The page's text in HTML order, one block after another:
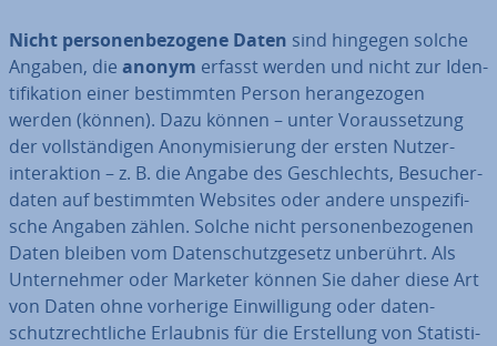
Nicht per­so­nen­be­zo­ge­ne Daten sind hingegen solche
Angaben, die anonym erfasst werden und nicht zur Iden­
ti­fi­ka­ti­on einer be­stimm­ten Person her­an­ge­zo­gen
werden (können). Dazu können – unter Vor­aus­set­zung
der voll­stän­di­gen An­ony­mi­sie­rung der ersten Nut­zer­
inter­ak­ti­on – z. B. die Angabe des Ge­schlechts, Be­su­cher­
da­ten auf be­stimm­ten Websites oder andere un­spe­zi­fi­
sche Angaben zählen. Solche nicht per­so­nen­be­zo­ge­nen
Daten bleiben vom Da­ten­schutz­ge­setz unberührt. Als
Un­ter­neh­mer oder Marketer können Sie daher diese Art
von Daten ohne vorherige Ein­wil­li­gung oder da­ten­
schutz­recht­li­che Erlaubnis für die Er­stel­lung von Sta­tis­ti­